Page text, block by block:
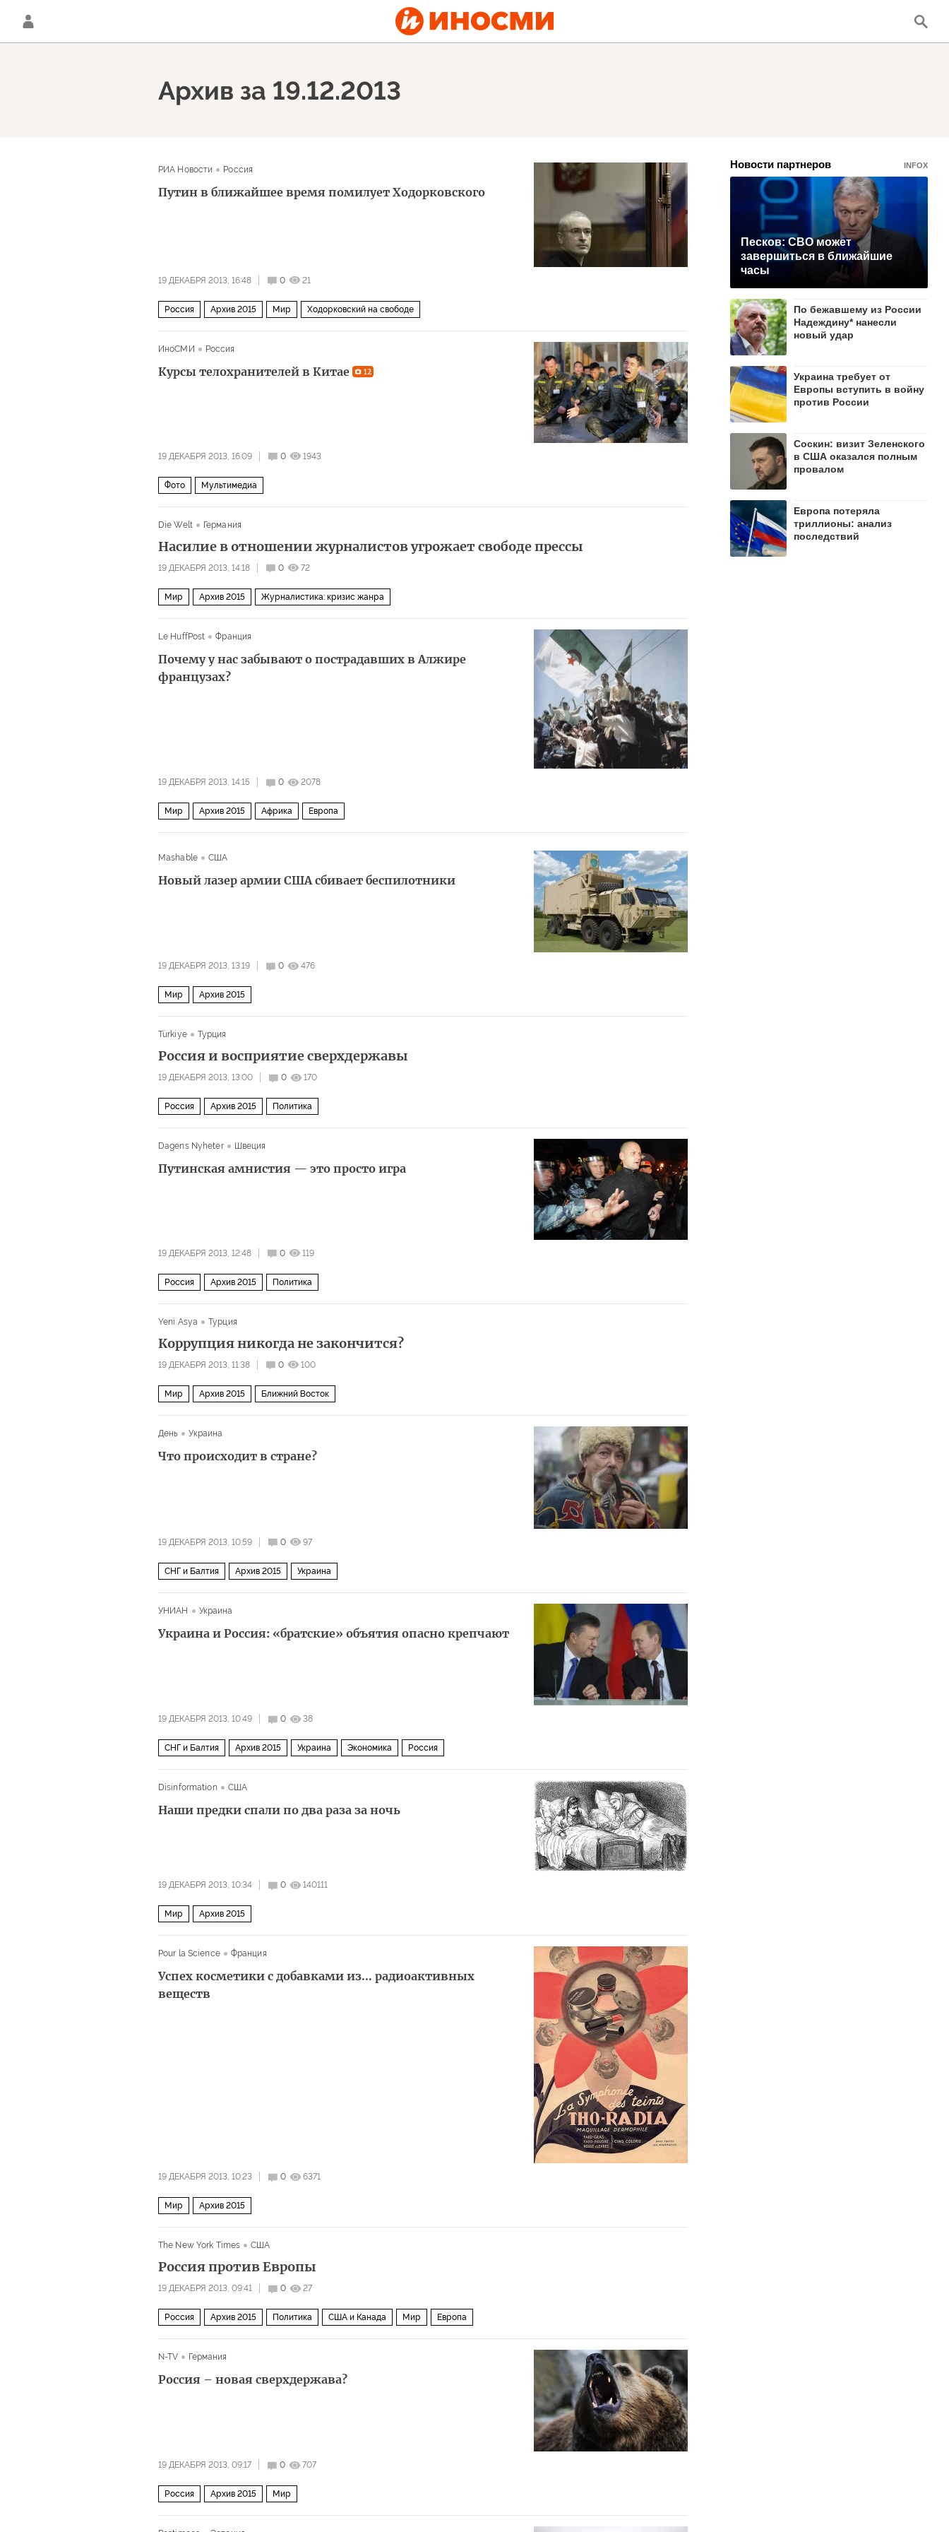
Архив за 19.12.2013
РИА Новости Россия
Путин в ближайшее время помилует Ходорковского
19 ДЕКАБРЯ 2013, 16:48 0 21
Россия Архив 2015 Мир Ходорковский на свободе
ИноСМИ Россия
Курсы телохранителей в Китае 12
19 ДЕКАБРЯ 2013, 16:09 0 1943
Фото Мультимедиа
Die Welt Германия
Насилие в отношении журналистов угрожает свободе прессы
19 ДЕКАБРЯ 2013, 14:18 0 72
Мир Архив 2015 Журналистика: кризис жанра
Le HuffPost Франция
Почему у нас забывают о пострадавших в Алжире
французах?
19 ДЕКАБРЯ 2013, 14:15 0 2078
Мир Архив 2015 Африка Европа
Mashable США
Новый лазер армии США сбивает беспилотники
19 ДЕКАБРЯ 2013, 13:19 0 476
Мир Архив 2015
Türkiye Турция
Россия и восприятие сверхдержавы
19 ДЕКАБРЯ 2013, 13:00 0 170
Россия Архив 2015 Политика
Dagens Nyheter Швеция
Путинская амнистия — это просто игра
19 ДЕКАБРЯ 2013, 12:48 0 119
Россия Архив 2015 Политика
Yeni Asya Турция
Коррупция никогда не закончится?
19 ДЕКАБРЯ 2013, 11:38 0 100
Мир Архив 2015 Ближний Восток
День Украина
Что происходит в стране?
19 ДЕКАБРЯ 2013, 10:59 0 97
СНГ и Балтия Архив 2015 Украина
УНИАН Украина
Украина и Россия: «братские» объятия опасно крепчают
19 ДЕКАБРЯ 2013, 10:49 0 38
СНГ и Балтия Архив 2015 Украина Экономика Россия
Disinformation США
Наши предки спали по два раза за ночь
19 ДЕКАБРЯ 2013, 10:34 0 140111
Мир Архив 2015
Pour la Science Франция
Успех косметики с добавками из... радиоактивных
веществ
19 ДЕКАБРЯ 2013, 10:23 0 6371
Мир Архив 2015
The New York Times США
Россия против Европы
19 ДЕКАБРЯ 2013, 09:41 0 27
Россия Архив 2015 Политика США и Канада Мир Европа
N-TV Германия
Россия – новая сверхдержава?
19 ДЕКАБРЯ 2013, 09:17 0 707
Россия Архив 2015 Мир
Новости партнеров INFOX
Песков: СВО может
завершиться в ближайшие
часы
По бежавшему из России
Надеждину* нанесли
новый удар
Украина требует от
Европы вступить в войну
против России
Соскин: визит Зеленского
в США оказался полным
провалом
Европа потеряла
триллионы: анализ
последствий